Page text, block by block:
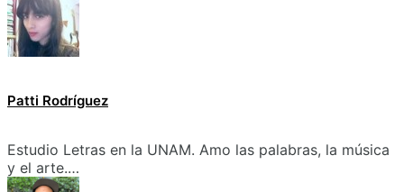
Patti Rodríguez
Estudio Letras en la UNAM. Amo las palabras, la música
y el arte.…